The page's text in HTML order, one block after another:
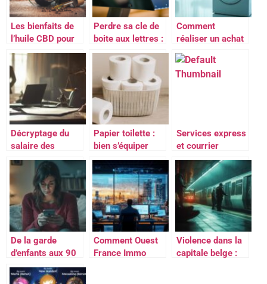
de 4% aux tarifs
reglementes.
Les bienfaits de
l’huile CBD pour
la sante et le
bien-etre
Perdre sa cle de
boite aux lettres :
Comment y
acceder malgre
tout ?
Comment
réaliser un achat
lave linge en
ligne
reconditionné et
Décryptage du
salaire des
avocats
fiscalistes en
France
Papier toilette :
bien s’équiper
pour le quotidien
Services express
et courrier
recommandé :
tout savoir sur le
10 rue de
Penthievre
75008 Paris
De la garde
d’enfants aux 90
appels : Juana
Rivas devoile son
Comment Ouest
France Immo
Violence dans la
capitale belge :